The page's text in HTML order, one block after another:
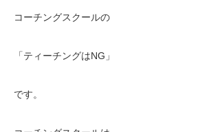
コーチングスクールの
「ティーチングはNG」
です。